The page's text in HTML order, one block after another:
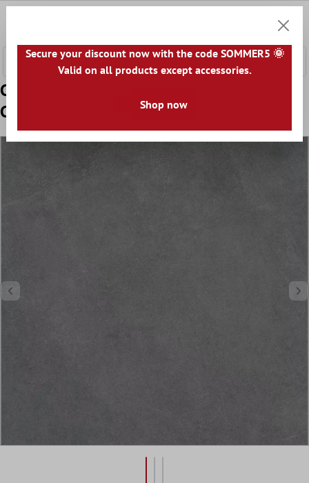
Campione Piastrella Esterni Ottica Di
Cemento Newland Antracite 60x60x3cm
Secure your discount now with the code SOMMER5 🌞
Valid on all products except accessories.
Shop now